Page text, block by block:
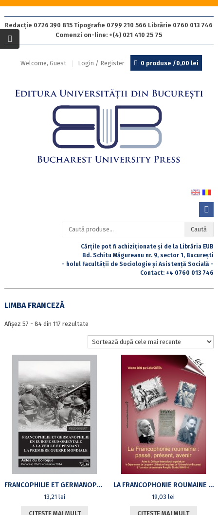
Redacție 0726 390 815 Tipografie 0799 210 566 Librărie 0760 013 746
Comenzi on-line: +(4) 021 410 25 75
Welcome, Guest Login / Register 0 produse /0,00 lei
Caută
după:
Caută
Cărțile pot fi achiziționate și de la Librăria EUB
Bd. Schitu Măgureanu nr. 9, sector 1, București
- holul Facultății de Sociologie și Asistență Socială -
Contact: +4 0760 013 746
LIMBA FRANCEZĂ
Afișez 57 - 84 din 117 rezultateSortat
cele
recente
FRANCOPHILIE ET GERMANOPHILIE EN EUROPE SUD-ORIENTALE À LA VEILLE ET PENDANT LA PREMIÈRE GUERRE MONDIALE. ACTES DU COLLOQUE. BUCAREST, 28-29 NOVEMBRE 2014
13,21lei
CITEȘTE MAI MULT
LA FRANCOPHONIE ROUMAINE : PASSÉ, PRÉSENT, AVENIR. ACTES DU COLLOQUE INTERNATIONAL – CENTENAIRE POMPILIU ELIADE (1869-1914)
19,03lei
CITEȘTE MAI MULT